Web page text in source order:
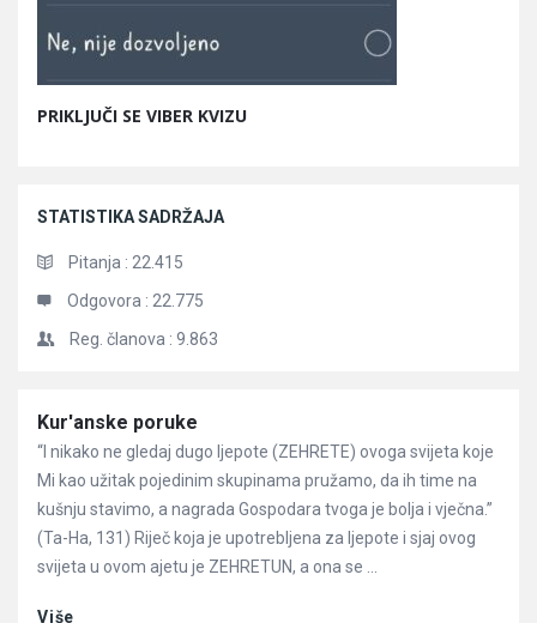
PRIKLJUČI SE VIBER KVIZU
STATISTIKA SADRŽAJA
Pitanja : 22.415
Odgovora : 22.775
Reg. članova : 9.863
Članci
Kur'anske poruke
“I nikako ne gledaj dugo ljepote (ZEHRETE) ovoga svijeta koje
Mi kao užitak pojedinim skupinama pružamo, da ih time na
kušnju stavimo, a nagrada Gospodara tvoga je bolja i vječna.”
(Ta-Ha, 131) Riječ koja je upotrebljena za ljepote i sjaj ovog
svijeta u ovom ajetu je ZEHRETUN, a ona se ...
Više